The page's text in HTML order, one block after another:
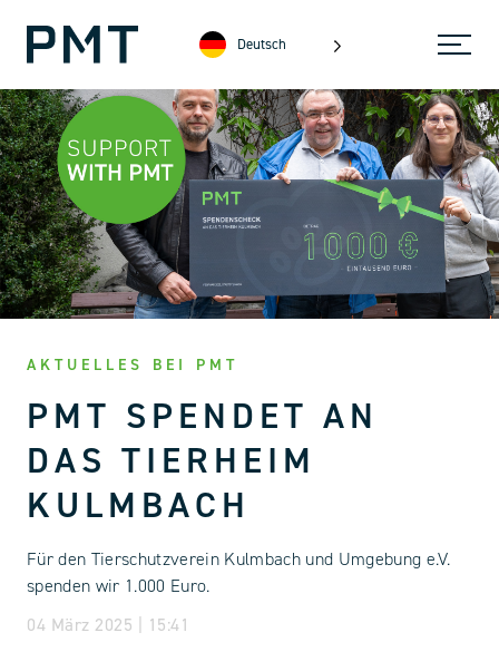
Deutsch
AKTUELLES BEI PMT
PMT SPENDET AN
DAS TIERHEIM
KULMBACH
Für den Tierschutzverein Kulmbach und Umgebung e.V.
spenden wir 1.000 Euro.
04 März 2025 | 15:41